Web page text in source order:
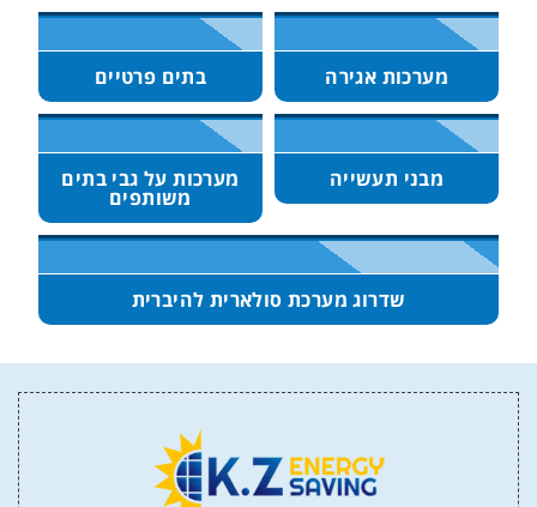
מערכות אגירה בתים פרטיים
מבני תעשייה מערכות על גבי בתים
משותפים
שדרוג מערכת סולארית להיברית